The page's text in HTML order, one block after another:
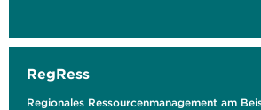
RegRess
Regionales Ressourcenmanagement am